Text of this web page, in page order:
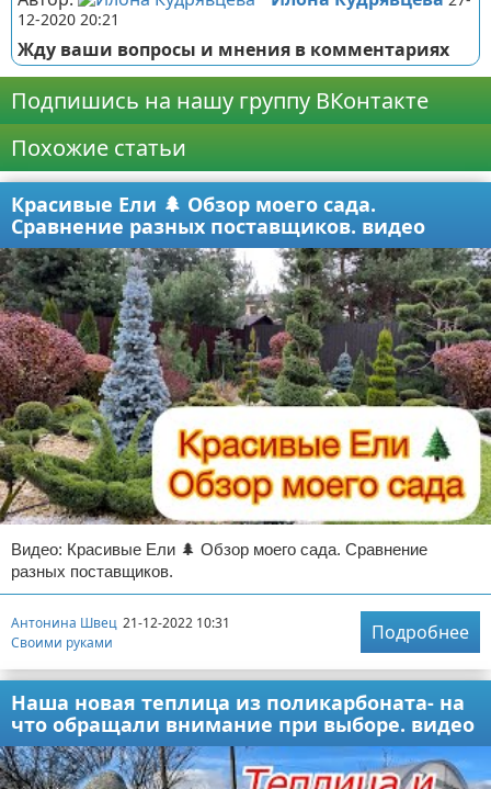
12-2020 20:21
Жду ваши вопросы и мнения в комментариях
Подпишись на нашу группу ВКонтакте
Похожие статьи
Красивые Ели 🌲 Обзор моего сада.
Сравнение разных поставщиков. видео
Видео: Красивые Ели 🌲 Обзор моего сада. Сравнение
разных поставщиков.
Антонина Швец 21-12-2022 10:31
Своими руками
Подробнее
Наша новая теплица из поликарбоната- на
что обращали внимание при выборе. видео